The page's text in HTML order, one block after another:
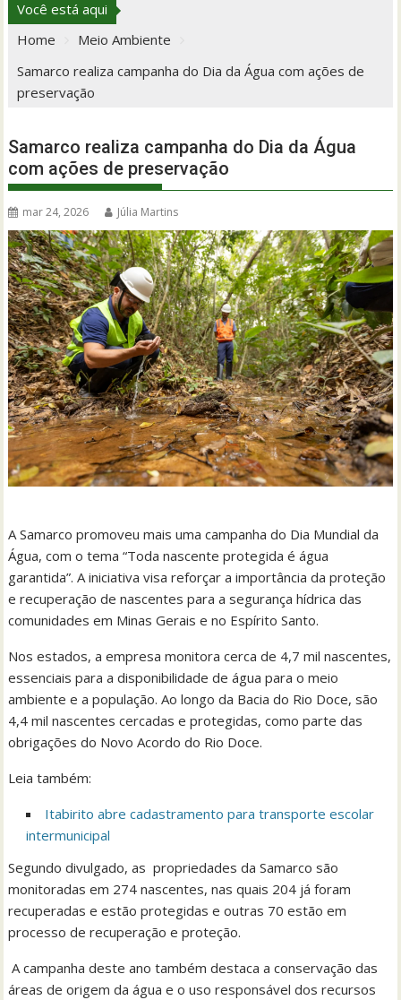
Você está aqui
Home
Meio Ambiente
Samarco realiza campanha do Dia da Água com ações de
preservação
Samarco realiza campanha do Dia da Água
com ações de preservação
mar 24, 2026 Júlia Martins
A Samarco promoveu mais uma campanha do Dia Mundial da
Água, com o tema “Toda nascente protegida é água
garantida”. A iniciativa visa reforçar a importância da proteção
e recuperação de nascentes para a segurança hídrica das
comunidades em Minas Gerais e no Espírito Santo.
Nos estados, a empresa monitora cerca de 4,7 mil nascentes,
essenciais para a disponibilidade de água para o meio
ambiente e a população. Ao longo da Bacia do Rio Doce, são
4,4 mil nascentes cercadas e protegidas, como parte das
obrigações do Novo Acordo do Rio Doce.
Leia também:
Itabirito abre cadastramento para transporte escolar
intermunicipal
Segundo divulgado, as propriedades da Samarco são
monitoradas em 274 nascentes, nas quais 204 já foram
recuperadas e estão protegidas e outras 70 estão em
processo de recuperação e proteção.
A campanha deste ano também destaca a conservação das
áreas de origem da água e o uso responsável dos recursos